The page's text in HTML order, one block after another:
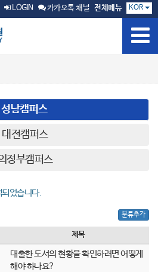
LOGIN 카카오톡 채널 전체메뉴 KOR
성남캠퍼스
대전캠퍼스
정부캠퍼스
었습니다.
분류추가
제목
대출한 도서의 현황을 확인하려면 어떻게
해야 하나요?